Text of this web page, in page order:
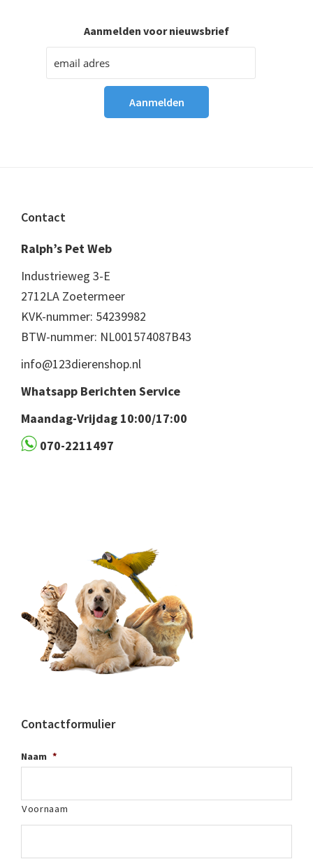
Aanmelden voor nieuwsbrief
Footer
Contact
Ralph’s Pet Web
Industrieweg 3-E
2712LA Zoetermeer
KVK-nummer: 54239982
BTW-nummer: NL001574087B43
info@123dierenshop.nl
Whatsapp Berichten Service
Maandag-Vrijdag 10:00/17:00
070-2211497
Contactformulier
Naam *
Voornaam